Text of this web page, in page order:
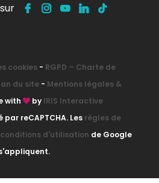
cookies - RGPD – Charte de
du site- Mentions légales &
with by IRIS Interactive
reCAPTCHA. Les règles de
conditions d'utilisation de Google